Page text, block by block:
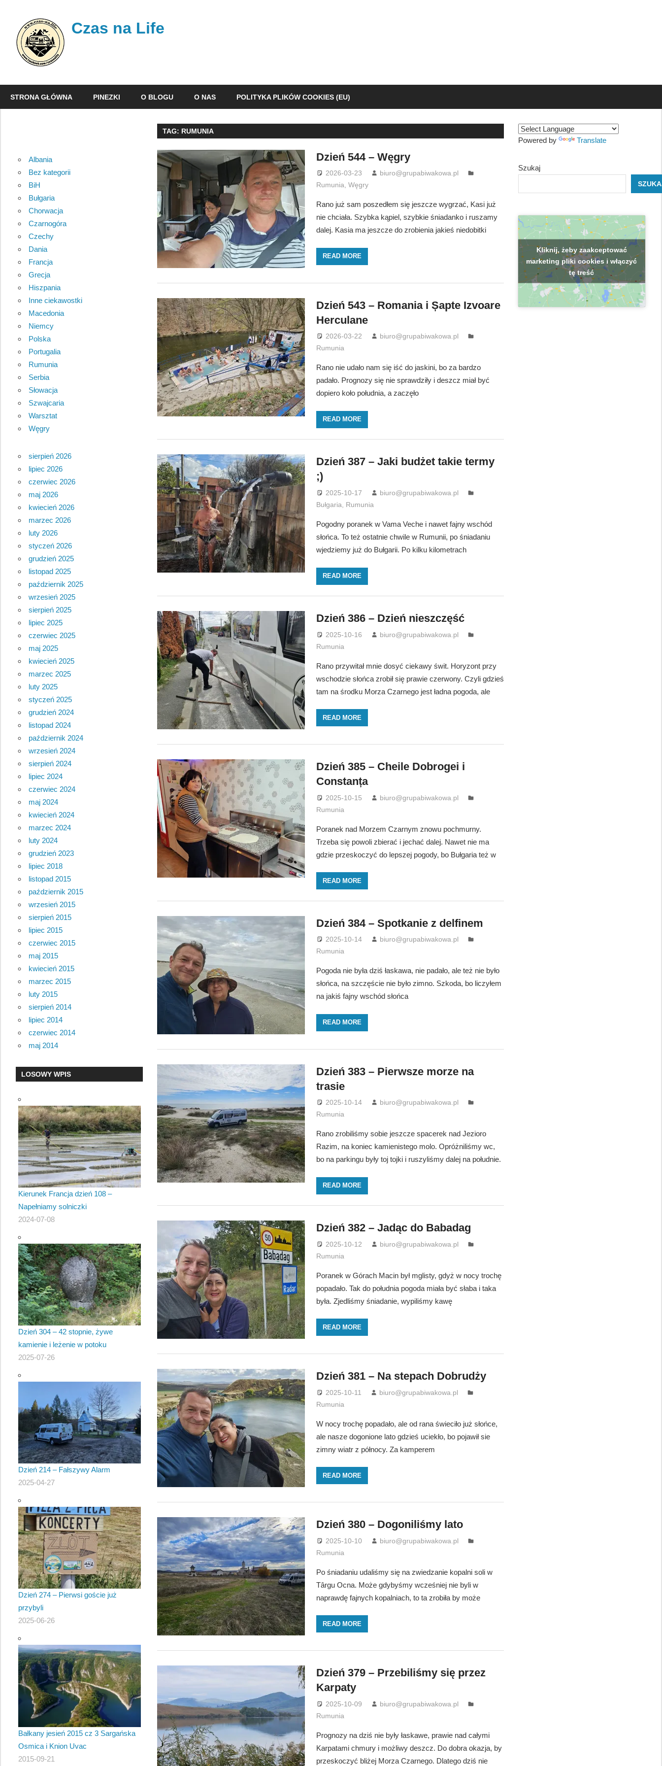
content
Czas na Life
nasz
STRONA GŁÓWNA PINEZKI O BLOGU O NAS POLITYKA PLIKÓW COOKIES (EU)
TAG: RUMUNIA
Dzień 544 – Węgry
2026-03-23
biuro@grupabiwakowa.pl
Rumunia, Węgry
Rano już sam poszedłem się jeszcze wygrzać, Kasi już
nie chciała. Szybka kąpiel, szybkie śniadanko i ruszamy
dalej. Kasia ma jeszcze do zrobienia jakieś niedobitki
READ MORE
Dzień 543 – Romania i Șapte Izvoare
Herculane
2026-03-22
biuro@grupabiwakowa.pl
Rumunia
Rano nie udało nam się iść do jaskini, bo za bardzo
padało. Prognozy się nie sprawdziły i deszcz miał być
dopiero koło południa, a zaczęło
READ MORE
Dzień 387 – Jaki budżet takie termy
;)
2025-10-17
biuro@grupabiwakowa.pl
Bułgaria
Rumunia
Pogodny poranek w Vama Veche i nawet fajny wschód
słońca. To też ostatnie chwile w Rumunii, po śniadaniu
wjedziemy już do Bułgarii. Po kilku kilometrach
READ MORE
Dzień 386 – Dzień nieszczęść
2025-10-16
biuro@grupabiwakowa.pl
Rumunia
Rano przywitał mnie dosyć ciekawy świt. Horyzont przy
wschodzie słońca zrobił się prawie czerwony. Czyli gdzieś
tam na środku Morza Czarnego jest ładna pogoda, ale
READ MORE
Dzień 385 – Cheile Dobrogei i
Constanța
2025-10-15
biuro@grupabiwakowa.pl
Rumunia
Poranek nad Morzem Czarnym znowu pochmurny.
Trzeba się powoli zbierać i jechać dalej. Nawet nie ma
gdzie przeskoczyć do lepszej pogody, bo Bułgaria też w
READ MORE
Dzień 384 – Spotkanie z delfinem
2025-10-14
biuro@grupabiwakowa.pl
Rumunia
Pogoda nie była dziś łaskawa, nie padało, ale też nie było
słońca, na szczęście nie było zimno. Szkoda, bo liczyłem
na jakiś fajny wschód słońca
READ MORE
Dzień 383 – Pierwsze morze na
trasie
2025-10-14
biuro@grupabiwakowa.pl
Rumunia
Rano zrobiliśmy sobie jeszcze spacerek nad Jezioro
Razim, na koniec kamienistego molo. Opróżniliśmy wc,
bo na parkingu były toj tojki i ruszyliśmy dalej na południe.
READ MORE
Dzień 382 – Jadąc do Babadag
2025-10-12
biuro@grupabiwakowa.pl
Rumunia
Poranek w Górach Macin był mglisty, gdyż w nocy trochę
popadało. Tak do południa pogoda miała być słaba i taka
była. Zjedliśmy śniadanie, wypiliśmy kawę
READ MORE
Dzień 381 – Na stepach Dobrudży
2025-10-11
biuro@grupabiwakowa.pl
Rumunia
W nocy trochę popadało, ale od rana świeciło już słońce,
ale nasze dogonione lato gdzieś uciekło, bo pojawił sie
zimny wiatr z północy. Za kamperem
READ MORE
Dzień 380 – Dogoniliśmy lato
2025-10-10
biuro@grupabiwakowa.pl
Rumunia
Po śniadaniu udaliśmy się na zwiedzanie kopalni soli w
Târgu Ocna. Może gdybyśmy wcześniej nie byli w
naprawdę fajnych kopalniach, to ta zrobiła by może
READ MORE
Dzień 379 – Przebiliśmy się przez
Karpaty
2025-10-09
biuro@grupabiwakowa.pl
Rumunia
Prognozy na dziś nie były łaskawe, prawie nad całymi
Karpatami chmury i możliwy deszcz. Do dobra okazja, by
przeskoczyć bliżej Morza Czarnego. Dlatego dziś nie
Albania
Bez kategorii
BiH
Bułgaria
Chorwacja
Czarnogóra
Czechy
Dania
Francja
Grecja
Hiszpania
Inne ciekawostki
Macedonia
Niemcy
Polska
Portugalia
Rumunia
Serbia
Słowacja
Szwajcaria
Warsztat
Węgry
sierpień 2026
lipiec 2026
czerwiec 2026
maj 2026
kwiecień 2026
marzec 2026
luty 2026
styczeń 2026
grudzień 2025
listopad 2025
październik 2025
wrzesień 2025
sierpień 2025
lipiec 2025
czerwiec 2025
maj 2025
kwiecień 2025
marzec 2025
luty 2025
styczeń 2025
grudzień 2024
listopad 2024
październik 2024
wrzesień 2024
sierpień 2024
lipiec 2024
czerwiec 2024
maj 2024
kwiecień 2024
marzec 2024
luty 2024
grudzień 2023
lipiec 2018
listopad 2015
październik 2015
wrzesień 2015
sierpień 2015
lipiec 2015
czerwiec 2015
maj 2015
kwiecień 2015
marzec 2015
luty 2015
sierpień 2014
lipiec 2014
czerwiec 2014
maj 2014
LOSOWY WPIS
Kierunek Francja dzień 108 –
Napełniamy solniczki
2024-07-08
Dzień 304 – 42 stopnie, żywe
kamienie i leżenie w potoku
2025-07-26
Dzień 214 – Fałszywy Alarm
2025-04-27
Dzień 274 – Pierwsi goście już
przybyli
2025-06-26
Bałkany jesień 2015 cz 3 Sargańska
Osmica i Knion Uvac
2015-09-21
Powered by Translate
Szukaj
Kliknij, żeby zaakceptować
marketing pliki cookies i włączyć
tę treść